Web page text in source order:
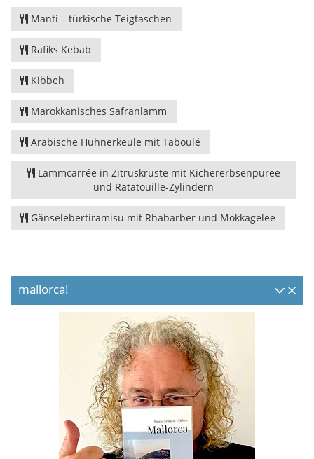
Manti – türkische Teigtaschen
Rafiks Kebab
Kibbeh
Marokkanisches Safranlamm
Arabische Hühnerkeule mit Taboulé
Lammcarrée in Zitruskruste mit Kichererbsenpüree
und Ratatouille-Zylindern
Gänselebertiramisu mit Rhabarber und Mokkagelee
mallorca!